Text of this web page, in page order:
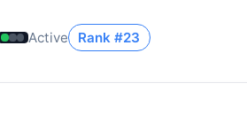
Active Rank #23